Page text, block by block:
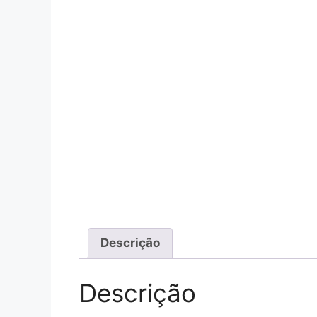
Descrição
Descrição